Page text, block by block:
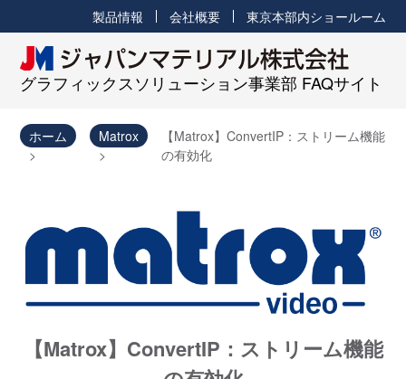
グラフィックスソリューション事業部 FAQサイト
製品情報 会社概要 東京本部内ショールーム
ホーム Matrox
【Matrox】ConvertIP：ストリーム機能
の有効化
【Matrox】ConvertIP：ストリーム機能